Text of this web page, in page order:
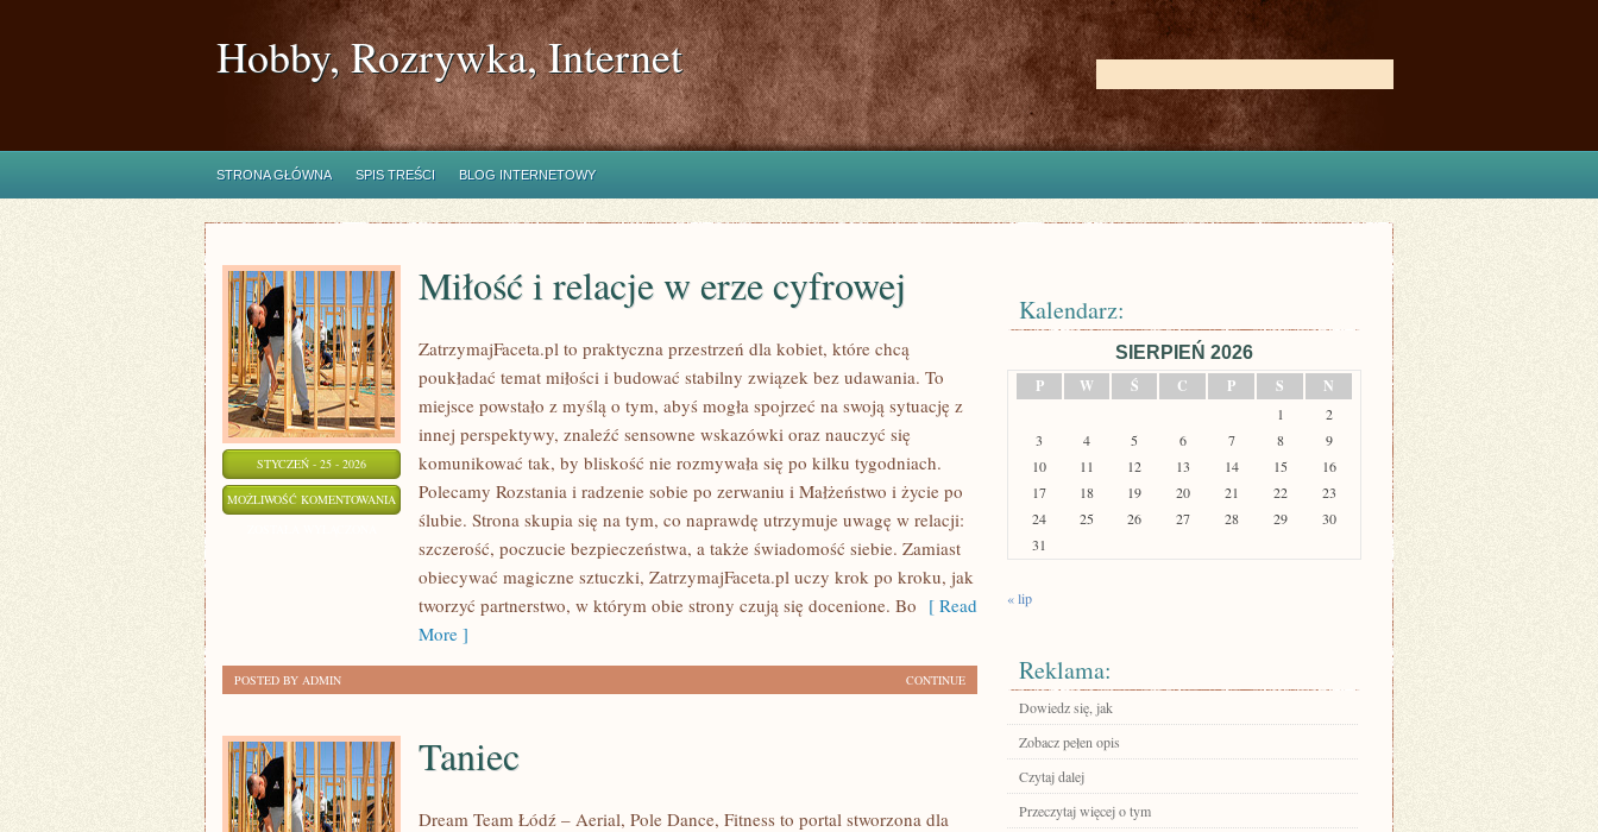
Hobby, Rozrywka, Internet
STRONA GŁÓWNA SPIS TREŚCI BLOG INTERNETOWY
STYCZEŃ - 25 - 2026
MOŻLIWOŚĆ KOMENTOWANIA MIŁOŚĆ
RELACJE
ERZE
Miłość i relacje w erze cyfrowej
ZatrzymajFaceta.pl to praktyczna przestrzeń dla kobiet, które chcą
poukładać temat miłości i budować stabilny związek bez udawania. To
miejsce powstało z myślą o tym, abyś mogła spojrzeć na swoją sytuację z
innej perspektywy, znaleźć sensowne wskazówki oraz nauczyć się
komunikować tak, by bliskość nie rozmywała się po kilku tygodniach.
Polecamy Rozstania i radzenie sobie po zerwaniu i Małżeństwo i życie po
ślubie. Strona skupia się na tym, co naprawdę utrzymuje uwagę w relacji:
szczerość, poczucie bezpieczeństwa, a także świadomość siebie. Zamiast
obiecywać magiczne sztuczki, ZatrzymajFaceta.pl uczy krok po kroku, jak
tworzyć partnerstwo, w którym obie strony czują się docenione. Bo [ Read
More ]
CONTINUE
POSTED BY ADMIN
Taniec
Dream Team Łódź – Aerial, Pole Dance, Fitness to portal stworzona dla
Kalendarz:
SIERPIEŃ 2026
P
W Ś C P S N
1
2
3
4 5 6 7 8
9
10
11 12 13 14 15
16
17
18 19 20 21 22
23
24
25 26 27 28 29
30
31
« lip
Reklama:
Dowiedz się, jak
Zobacz pełen opis
Czytaj dalej
Przeczytaj więcej o tym